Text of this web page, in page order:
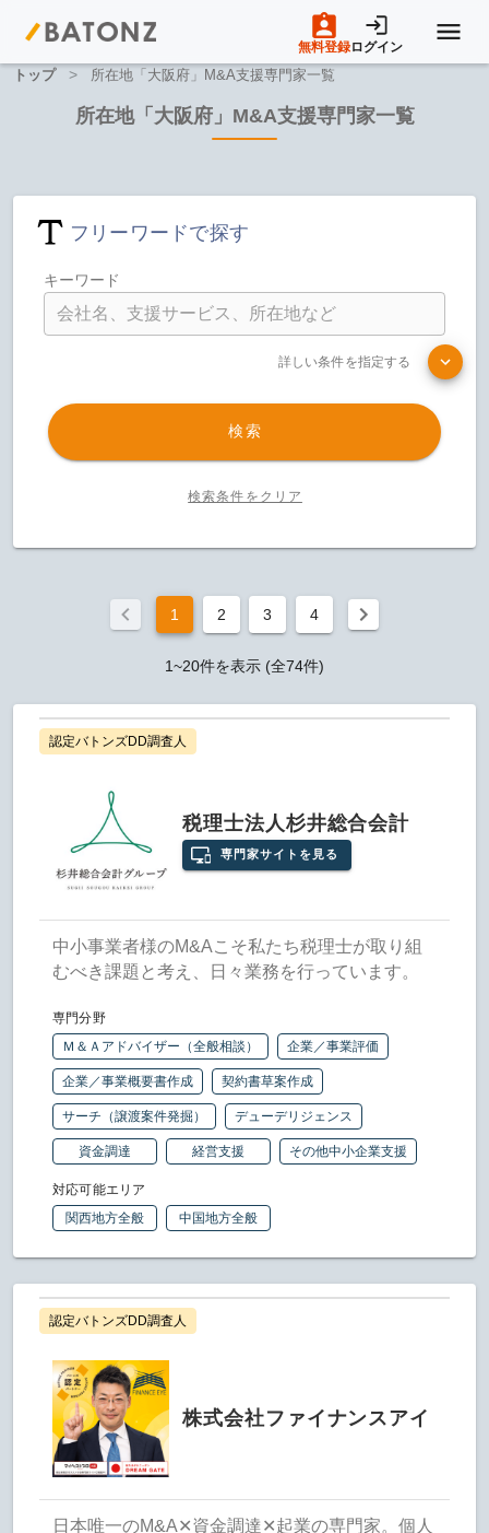
無料登録ログイン
売りたい方へ
買いたい方へ
M&A専門家の方へ
トップ > 所在地「大阪府」M&A支援専門家一覧
所在地「大阪府」M&A支援専門家一覧
フリーワードで探す
キーワード
詳しい条件を指定する
検索
検索条件をクリア
1 2 3 4
1~20件を表示 (全74件)
認定バトンズDD調査人
税理士法人杉井総合会計
専門家サイトを見る
中小事業者様のM&Aこそ私たち税理士が取り組
むべき課題と考え、日々業務を行っています。
専門分野
Ｍ＆Ａアドバイザー（全般相談）
企業／事業評価
企業／事業概要書作成 契約書草案作成
サーチ（譲渡案件発掘） デューデリジェンス
資金調達 経営支援 その他中小企業支援
対応可能エリア
関西地方全般
中国地方全般
認定バトンズDD調査人
株式会社ファイナンスアイ
日本唯一のM&A✕資金調達✕起業の専門家。個人